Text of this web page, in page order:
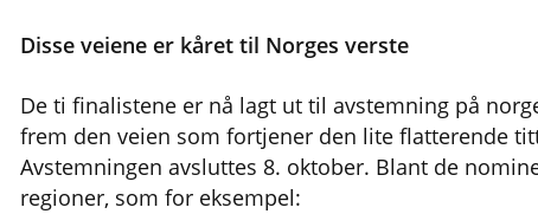
Disse veiene er kåret til Norges verste
De ti finalistene er nå lagt ut til avstemning på
frem den veien som fortjener den lite flatterende
Avstemningen avsluttes 8. oktober. Blant de
regioner, som for eksempel: